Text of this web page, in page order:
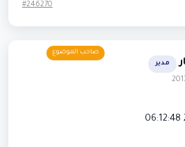
#246270
مدير